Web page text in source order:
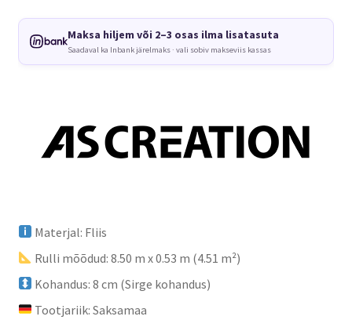
Maksa hiljem või 2–3 osas ilma lisatasuta
Saadaval ka Inbank järelmaks · vali sobiv makseviis kassas
Materjal: Fliis
Rulli mõõdud: 8.50 m x 0.53 m (4.51 m²)
Kohandus: 8 cm (Sirge kohandus)
Tootjariik: Saksamaa